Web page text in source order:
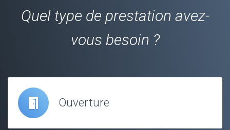
Quel type de prestation avez-
vous besoin ?
Ouverture